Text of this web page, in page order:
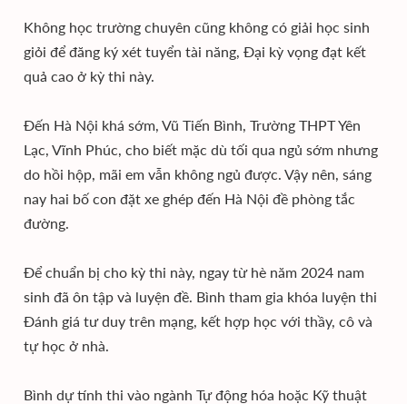
Không học trường chuyên cũng không có giải học sinh
giỏi để đăng ký xét tuyển tài năng, Đại kỳ vọng đạt kết
quả cao ở kỳ thi này.
Đến Hà Nội khá sớm, Vũ Tiến Bình, Trường THPT Yên
Lạc, Vĩnh Phúc, cho biết mặc dù tối qua ngủ sớm nhưng
do hồi hộp, mãi em vẫn không ngủ được. Vậy nên, sáng
nay hai bố con đặt xe ghép đến Hà Nội đề phòng tắc
đường.
Để chuẩn bị cho kỳ thi này, ngay từ hè năm 2024 nam
sinh đã ôn tập và luyện đề. Bình tham gia khóa luyện thi
Đánh giá tư duy trên mạng, kết hợp học với thầy, cô và
tự học ở nhà.
Bình dự tính thi vào ngành Tự động hóa hoặc Kỹ thuật